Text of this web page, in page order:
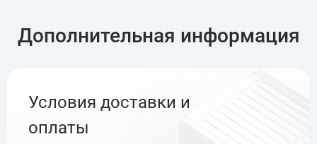
Дополнительная информация
Условия доставки и
оплаты